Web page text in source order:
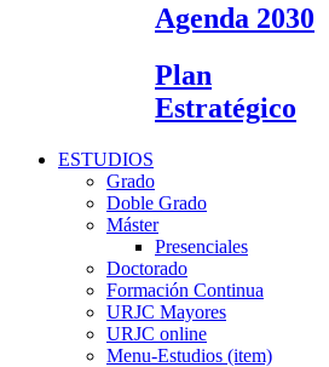
Agenda 2030
Plan
Estratégico
ESTUDIOS
Grado
Doble Grado
Máster
Presenciales
Doctorado
Formación Continua
URJC Mayores
URJC online
Menu-Estudios (item)